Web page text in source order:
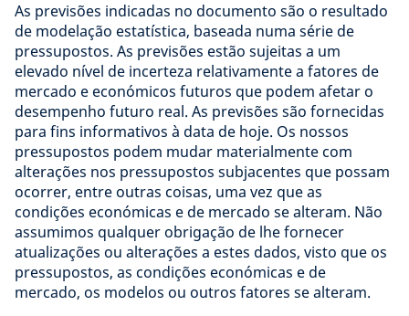
As previsões indicadas no documento são o resultado
de modelação estatística, baseada numa série de
pressupostos. As previsões estão sujeitas a um
elevado nível de incerteza relativamente a fatores de
mercado e económicos futuros que podem afetar o
desempenho futuro real. As previsões são fornecidas
para fins informativos à data de hoje. Os nossos
pressupostos podem mudar materialmente com
alterações nos pressupostos subjacentes que possam
ocorrer, entre outras coisas, uma vez que as
condições económicas e de mercado se alteram. Não
assumimos qualquer obrigação de lhe fornecer
atualizações ou alterações a estes dados, visto que os
pressupostos, as condições económicas e de
mercado, os modelos ou outros fatores se alteram.